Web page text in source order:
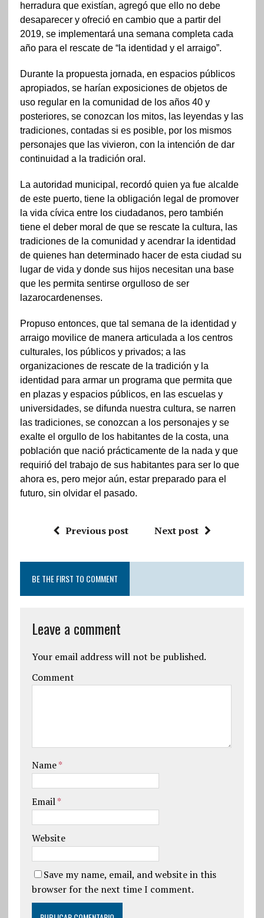
herradura que existían, agregó que ello no debe
desaparecer y ofreció en cambio que a partir del
2019, se implementará una semana completa cada
año para el rescate de “la identidad y el arraigo”.
Durante la propuesta jornada, en espacios públicos
apropiados, se harían exposiciones de objetos de
uso regular en la comunidad de los años 40 y
posteriores, se conozcan los mitos, las leyendas y las
tradiciones, contadas si es posible, por los mismos
personajes que las vivieron, con la intención de dar
continuidad a la tradición oral.
La autoridad municipal, recordó quien ya fue alcalde
de este puerto, tiene la obligación legal de promover
la vida cívica entre los ciudadanos, pero también
tiene el deber moral de que se rescate la cultura, las
tradiciones de la comunidad y acendrar la identidad
de quienes han determinado hacer de esta ciudad su
lugar de vida y donde sus hijos necesitan una base
que les permita sentirse orgulloso de ser
lazarocardenenses.
Propuso entonces, que tal semana de la identidad y
arraigo movilice de manera articulada a los centros
culturales, los públicos y privados; a las
organizaciones de rescate de la tradición y la
identidad para armar un programa que permita que
en plazas y espacios públicos, en las escuelas y
universidades, se difunda nuestra cultura, se narren
las tradiciones, se conozcan a los personajes y se
exalte el orgullo de los habitantes de la costa, una
población que nació prácticamente de la nada y que
requirió del trabajo de sus habitantes para ser lo que
ahora es, pero mejor aún, estar preparado para el
futuro, sin olvidar el pasado.
Previous post Next post
BE THE FIRST TO COMMENT
Leave a comment
Your email address will not be published.
Comment
Name*
Email*
Website
Save my name, email, and website in this
browser for the next time I comment.